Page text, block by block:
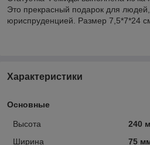
Это прекрасный подарок для
юриспруденцией. Размер 7,5*7*24
Характеристики
Основные
Высота
240
Ширина
75